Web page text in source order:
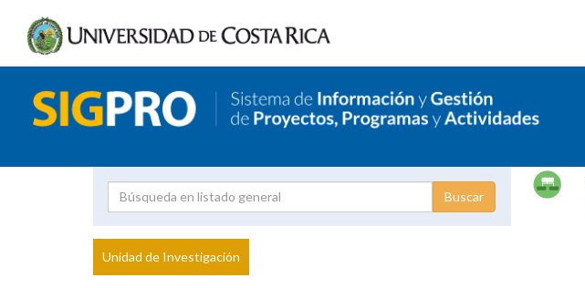
Proyecto
Investigador
Unidad de Investigación